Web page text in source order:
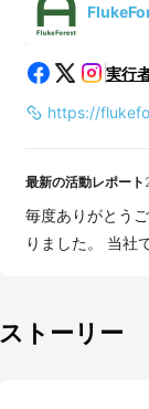
実行
https://
最新の活動レポート
毎度ありがとう
りま
ストーリー